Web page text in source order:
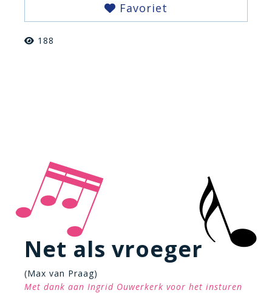
Favoriet
188
Net als vroeger
(Max van Praag)
Met dank aan Ingrid Ouwerkerk voor het insturen